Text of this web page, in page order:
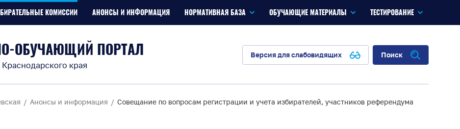
КОМИССИИ АНОНСЫ И ИНФОРМАЦИЯ НОРМАТИВНАЯ БАЗА ОБУЧАЮЩИЕ МАТЕРИАЛЫ ТЕСТИРОВАНИЕ
ОБУЧАЮЩИЙ ПОРТАЛ
края
Версия для слабовидящих Поиск
Анонсы и информация Совещание по вопросам регистрации и учета избирателей, участников референдума